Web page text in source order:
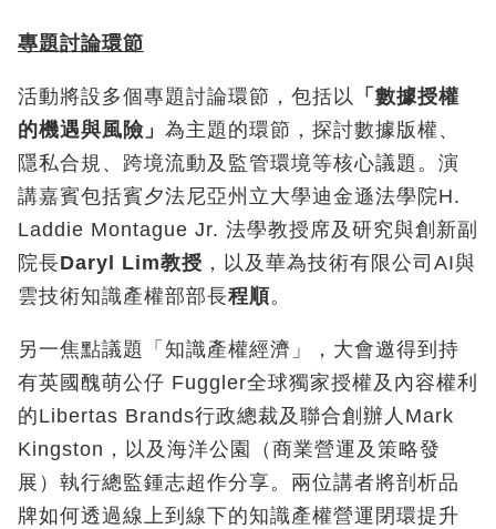
專題討論環節
活動將設多個專題討論環節，包括以 「數據授權
的機遇與風險」 為主題的環節，探討數據版權、
隱私合規、跨境流動及監管環境等核心議題。演
講嘉賓包括賓夕法尼亞州立大學迪金遜法學院H.
Laddie Montague Jr. 法學教授席及研究與創新副
院長Daryl Lim教授 ，以及華為技術有限公司AI與
雲技術知識產權部部長程順。
另一焦點議題「知識產權經濟」，大會邀得到持
有英國醜萌公仔 Fuggler全球獨家授權及內容權利
的Libertas Brands行政總裁及聯合創辦人Mark
Kingston，以及海洋公園（商業營運及策略發
展）執行總監鍾志超作分享。兩位講者將剖析品
牌如何透過線上到線下的知識產權營運閉環提升